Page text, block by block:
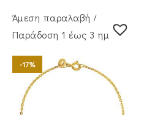
Άμεση παραλαβή /
Παράδoση 1 έως 3 ημέρες
-17%